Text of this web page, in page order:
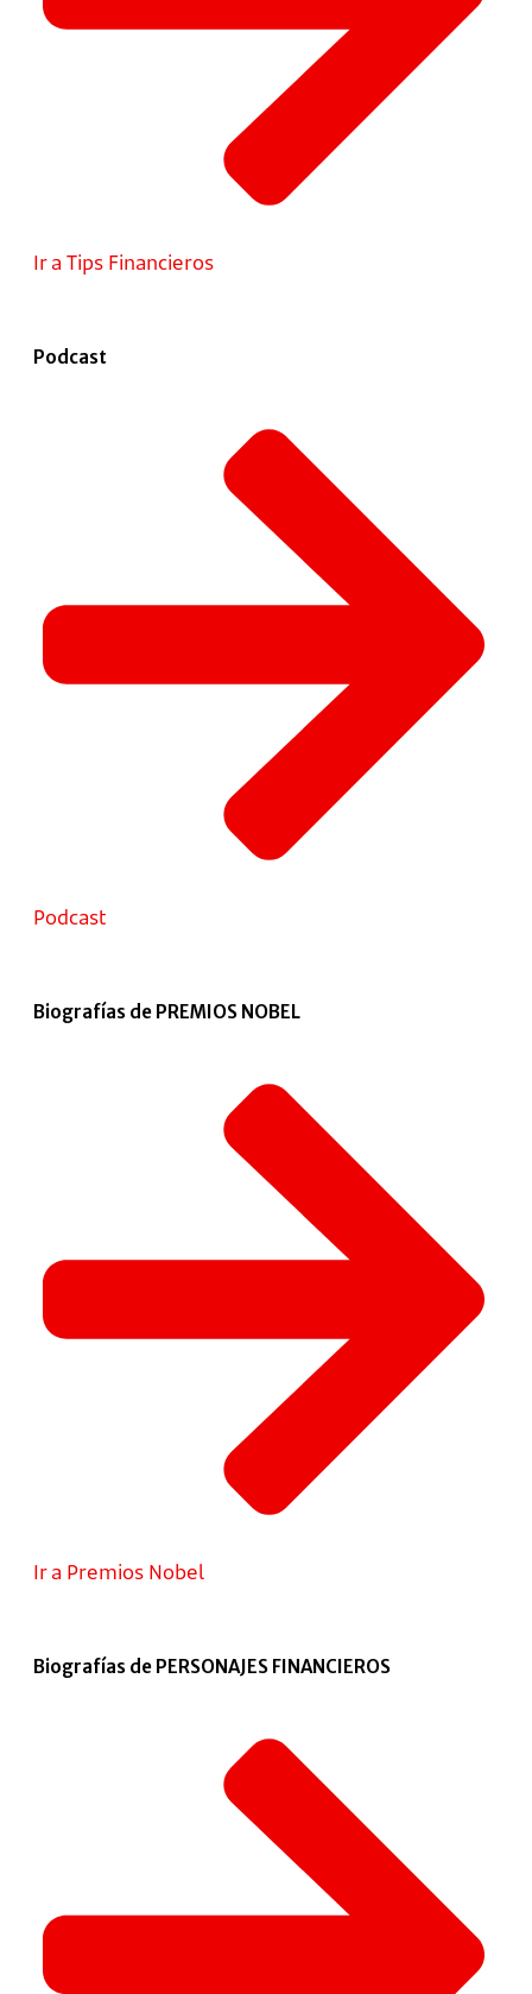
Ir a Tips Financieros
Podcast
Podcast
Biografías de PREMIOS NOBEL
Ir a Premios Nobel
Biografías de PERSONAJES FINANCIEROS